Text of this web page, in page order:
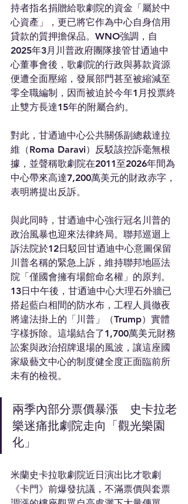
持者指名捐贈給歌劇院的資金「屬於中
心資產」，更已將它作為中心自身信用
貸款的質押擔保品。WNO強調，自
2025年3月川普政府團隊接管甘迺迪中
心董事會後，歌劇院的行政與募款資源
便遭全面壓縮，發展部門甚至被縮減至
零全職編制，因而被迫於今年1月投票終
止雙方長達15年的附屬合約。
對此，甘迺迪中心公共關係副總裁達拉
維（Roma Daravi）反駁該控訴毫無根
據，並聲稱歌劇院在2011至2026年間為
中心帶來高達7,200萬美元的財政赤字，
表明將提出反訴。
與此同時，甘迺迪中心強行冠名川普的
政治風暴也迎來法律終局。聯邦巡迴上
訴法院於12日駁回甘迺迪中心意圖保留
川普名稱的緊急上訴，維持聯邦地區法
院「僅國會擁有場館命名權」的原判。
13日中午後，甘迺迪中心大理石外牆已
搭起藍白相間的防水布，工程人員徹夜
將違法掛上的「川普」（Trump）實體
字樣拆除。這場結合了1,700萬美元財務
訟案與政治招牌退場的風波，讓這座國
家級藝文中心的制度健全度正面臨前所
未有的檢視。
兩季內部分票價暴漲　史卡拉老
樂迷痛批劇院走向「觀光樂園
化」
米蘭史卡拉歌劇院近日演出比才歌劇
《卡門》前爆發抗議，不滿票價與套票